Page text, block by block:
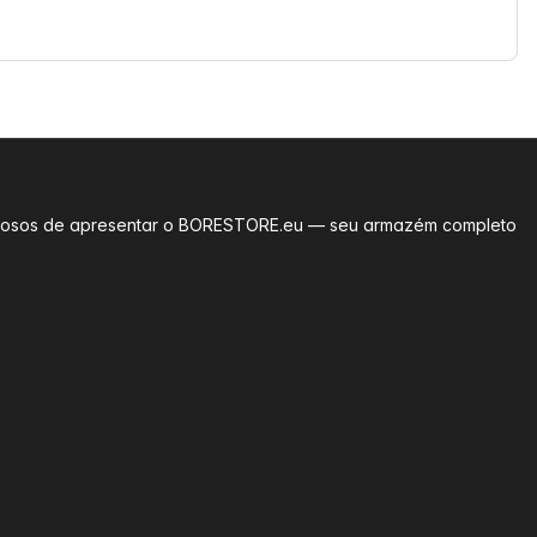
de apresentar o BORESTORE.eu — seu armazém completo